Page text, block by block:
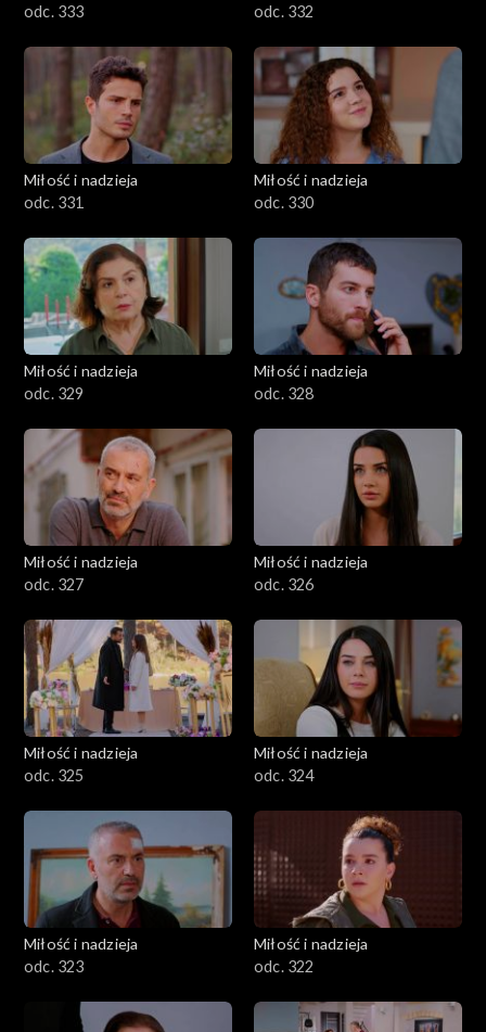
odc. 333
odc. 332
Miłość i nadzieja
odc. 331
Miłość i nadzieja
odc. 330
Miłość i nadzieja
odc. 329
Miłość i nadzieja
odc. 328
Miłość i nadzieja
odc. 327
Miłość i nadzieja
odc. 326
Miłość i nadzieja
odc. 325
Miłość i nadzieja
odc. 324
Miłość i nadzieja
odc. 323
Miłość i nadzieja
odc. 322